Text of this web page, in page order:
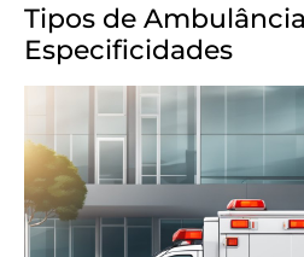
Tipos de
Especificidades